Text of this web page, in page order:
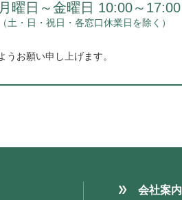
月曜日～金曜日 10:00～17:00
（土・日・祝日・各窓口休業日を除く）
うお願い申し上げます。
会社案内